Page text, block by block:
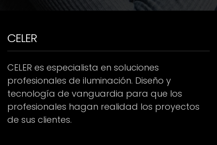
CELER
CELER es especialista en soluciones
profesionales de iluminación. Diseño y
tecnología de vanguardia para que los
profesionales hagan realidad los proyectos
de sus clientes.